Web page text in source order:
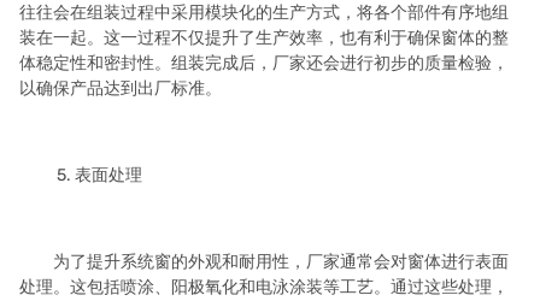
往往会在组装过程中采用模块化的生产方式，将各个部件有序地组
装在一起。这一过程不仅提升了生产效率，也有利于确保窗体的整
体稳定性和密封性。组装完成后，厂家还会进行初步的质量检验，
以确保产品达到出厂标准。
5. 表面处理
为了提升系统窗的外观和耐用性，厂家通常会对窗体进行表面
处理。这包括喷涂、阳极氧化和电泳涂装等工艺。通过这些处理，